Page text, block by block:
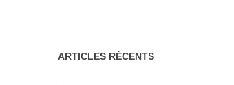
ARTICLES RÉCENTS